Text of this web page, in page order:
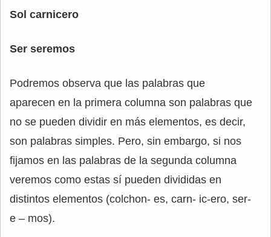
Sol carnicero
Ser seremos
Podremos observa que las palabras que
aparecen en la primera columna son palabras que
no se pueden dividir en más elementos, es decir,
son palabras simples. Pero, sin embargo, si nos
fijamos en las palabras de la segunda columna
veremos como estas sí pueden divididas en
distintos elementos (colchon- es, carn- ic-ero, ser-
e – mos).